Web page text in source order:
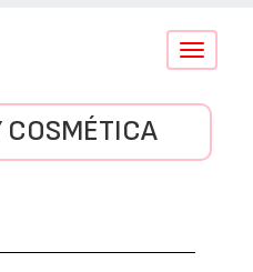
Conmutar
COSMÉTICA